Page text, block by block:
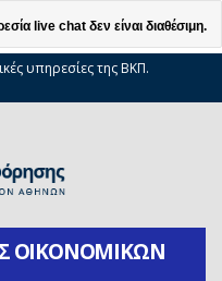
live chat δεν είναι διαθέσιμη.
υπηρεσίες της ΒΚΠ.
ΟΙΚΟΝΟΜΙΚΩΝ